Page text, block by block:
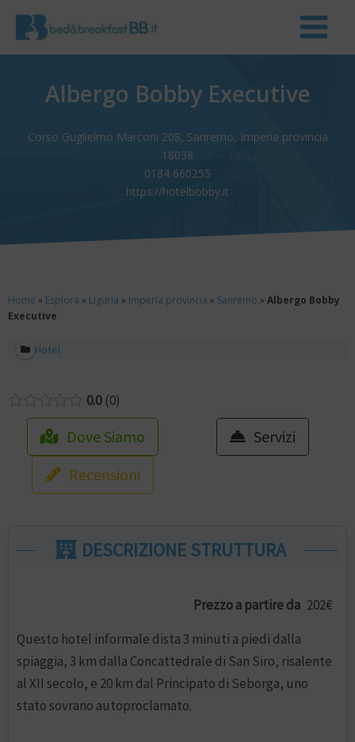
Albergo Bobby Executive
Corso Guglielmo Marconi 208, Sanremo, Imperia provincia
18038
0184 660255
https://hotelbobby.it
Home » Esplora » Liguria » Imperia provincia » Sanremo » Albergo Bobby
Executive
Hotel
0.0 0
Dove Siamo
Servizi
Recensioni
DESCRIZIONE STRUTTURA
Prezzo a partire da 202€
Questo hotel informale dista 3 minuti a piedi dalla
spiaggia, 3 km dalla Concattedrale di San Siro, risalente
al XII secolo, e 20 km dal Principato di Seborga, uno
stato sovrano autoproclamato.